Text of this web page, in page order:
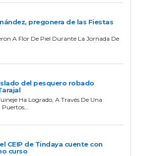
pregonera de las Fiestas
A Flor De Piel Durante La Jornada De
del pesquero robado
Ha Logrado, A Través De Una
CEIP de Tindaya cuente con
curso